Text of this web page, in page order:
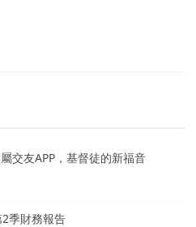
交友APP，基督徒的新福音
季財務報告